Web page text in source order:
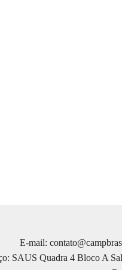
E-mail:
SAUS Quadra 4 Bloco A